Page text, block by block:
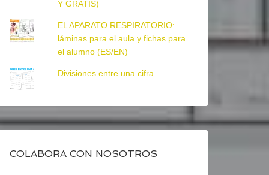
Y GRATIS)
EL APARATO RESPIRATORIO:
láminas para el aula y fichas para
el alumno (ES/EN)
Divisiones entre una cifra
COLABORA CON NOSOTROS